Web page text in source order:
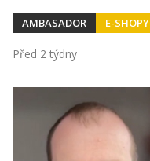
AMBASADOR E-SHOPY
Před 2 týdny